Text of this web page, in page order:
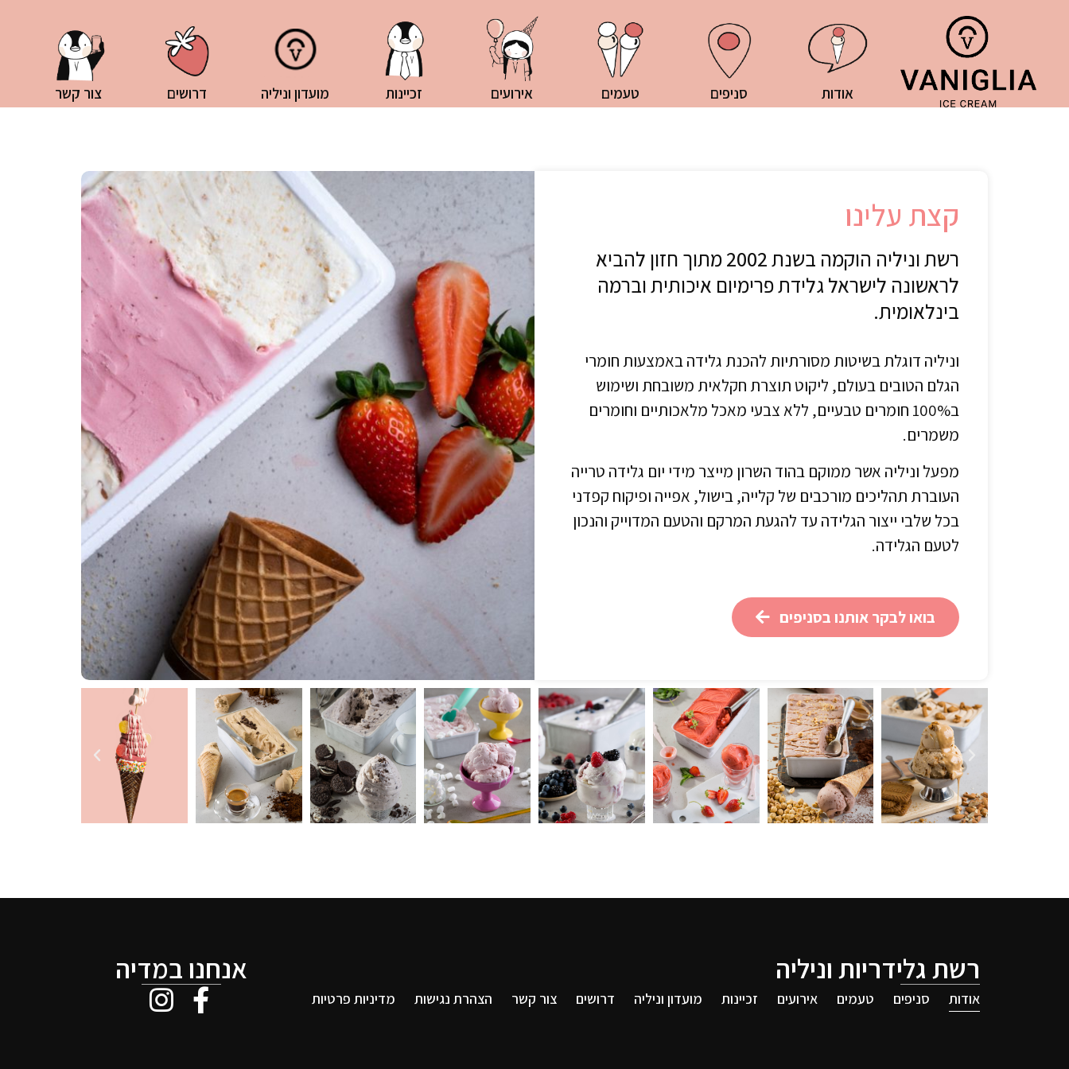
אודות סניפים טעמים אירועים זכיינות מועדון וניליה דרושים צור קשר
קצת עלינו
רשת וניליה הוקמה בשנת 2002 מתוך חזון להביא
לראשונה לישראל גלידת פרימיום איכותית וברמה
בינלאומית.
וניליה דוגלת בשיטות מסורתיות להכנת גלידה באמצעות חומרי
הגלם הטובים בעולם, ליקוט תוצרת חקלאית משובחת ושימוש
ב100% חומרים טבעיים, ללא צבעי מאכל מלאכותיים וחומרים
משמרים.
מפעל וניליה אשר ממוקם בהוד השרון מייצר מידי יום גלידה טרייה
העוברת תהליכים מורכבים של קלייה, בישול, אפייה ופיקוח קפדני
בכל שלבי ייצור הגלידה עד להגעת המרקם והטעם המדוייק והנכון
לטעם הגלידה.
בואו לבקר אותנו בסניפים
רשת גלידריות וניליה
אודות סניפים טעמים אירועים זכיינות מועדון וניליה דרושים צור קשר הצהרת נגישות מדיניות פרטיות
אנחנו במדיה